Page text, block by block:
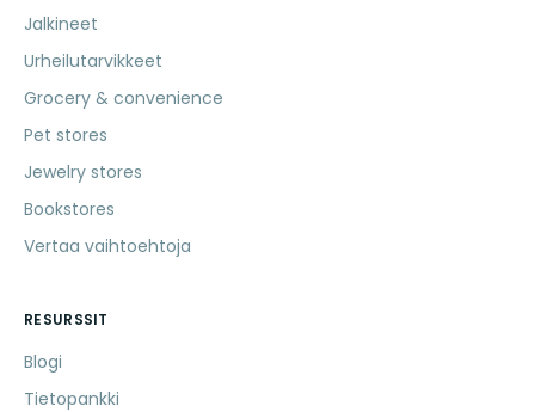
Jalkineet
Urheilutarvikkeet
Grocery & convenience
Pet stores
Jewelry stores
Bookstores
Vertaa vaihtoehtoja
RESURSSIT
Blogi
Tietopankki